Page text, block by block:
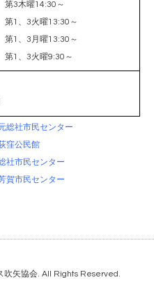
～
1、3火曜13:30～
3月曜13:30～
1、3火曜9:30～
社市民センター
公民館
市民センター
市民センター
吹矢協会. All Rights Reserved.